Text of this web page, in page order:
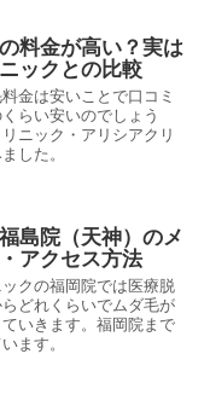
料金が高い？実は
ックとの比較
金は安いことで口コミ
らい安いのでしょう
ニック・アリシアクリ
した。
島院（天神）のメ
アクセス方法
クの福岡院では医療脱
どれくらいでムダ毛が
いきます。福岡院まで
ます。